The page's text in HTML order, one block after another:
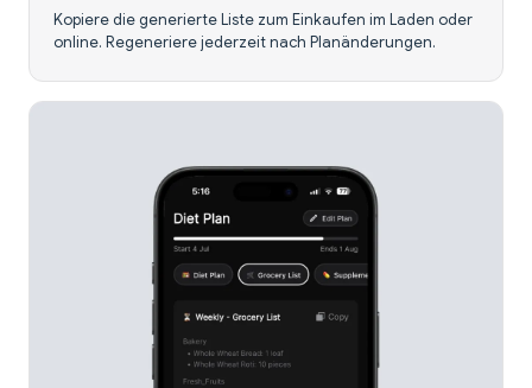
Kopiere die generierte Liste zum Einkaufen im Laden oder
online. Regeneriere jederzeit nach Planänderungen.